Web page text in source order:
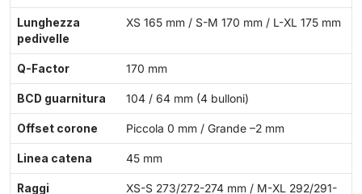
Lunghezza
pedivelle
XS 165 mm / S-M 170 mm / L-XL 175 mm
Q-Factor 170 mm
BCD guarnitura 104 / 64 mm (4 bulloni)
Offset corone Piccola 0 mm / Grande –2 mm
Linea catena 45 mm
Raggi
XS-S 273/272-274 mm / M-XL 292/291-